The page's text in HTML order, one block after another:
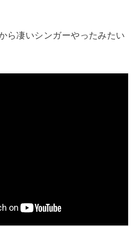
ら凄いシンガーやったみたい